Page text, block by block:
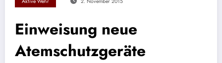
Einweisung neue
Atemschutzgeräte